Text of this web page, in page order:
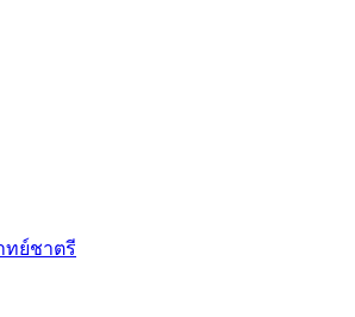
ทย์ชาตรี